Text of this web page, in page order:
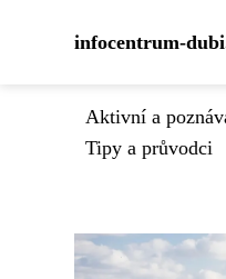
infocentrum-
Aktivní a
Tipy a průvodci